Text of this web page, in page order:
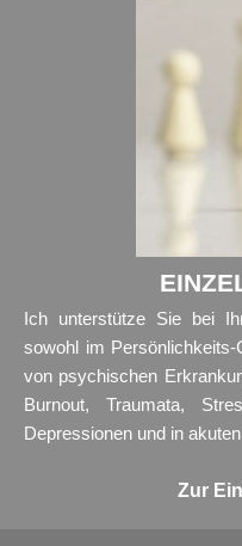
Ich unterstütze Sie bei
sowohl im
von psychischen
Burnout, Traumata,
Depressionen und in
Zur